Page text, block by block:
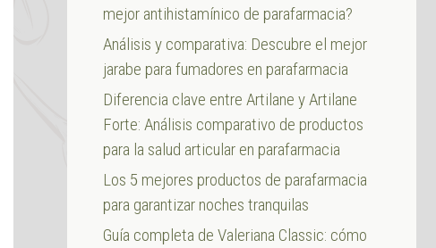
mejor antihistamínico de parafarmacia?
Análisis y comparativa: Descubre el mejor
jarabe para fumadores en parafarmacia
Diferencia clave entre Artilane y Artilane
Forte: Análisis comparativo de productos
para la salud articular en parafarmacia
Los 5 mejores productos de parafarmacia
para garantizar noches tranquilas
Guía completa de Valeriana Classic: cómo